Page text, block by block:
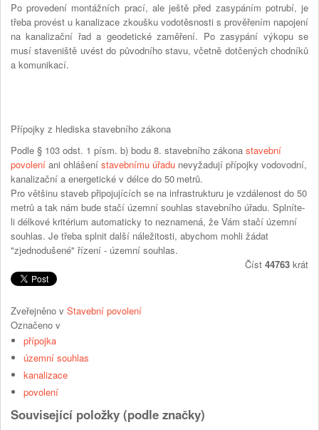
Po provedení montážních prací, ale ještě před zasypáním potrubí, je
třeba provést u kanalizace zkoušku vodotěsnosti s prověřením napojení
na kanalizační řad a geodetické zaměření. Po zasypání výkopu se
musí staveniště uvést do původního stavu, včetně dotčených chodníků
a komunikací.
Přípojky z hlediska stavebního zákona
Podle § 103 odst. 1 písm. b) bodu 8. stavebního zákona stavební
povolení ani ohlášení stavebnímu úřadu nevyžadují přípojky vodovodní,
kanalizační a energetické v délce do 50 metrů.
Pro většinu staveb připojujících se na infrastrukturu je vzdálenost do 50
metrů a tak nám bude stačí územní souhlas stavebního úřadu. Splníte-
li délkové kritérium automaticky to neznamená, že Vám stačí územní
souhlas. Je třeba splnit další náležitosti, abychom mohli žádat
"zjednodušené" řízení - územní souhlas.
Číst 44763 krát
Zveřejněno v Stavební povolení
Označeno v
přípojka
územní souhlas
kanalizace
povolení
Související položky (podle značky)